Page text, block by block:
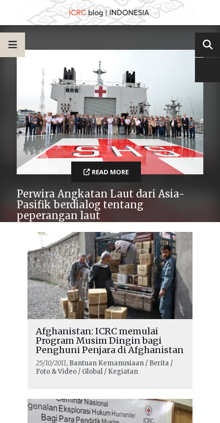
Perwira Angkatan Laut dari Asia-
Pasifik berdialog tentang
peperangan laut
READ MORE
READ MORE
Afghanistan: ICRC memulai
Program Musim Dingin bagi
Penghuni Penjara di Afghanistan
25/10/2011, Bantuan Kemanusiaan / Berita /
Foto & Video / Global / Kegiatan